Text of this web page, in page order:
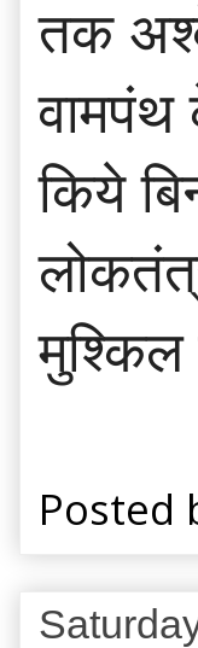
तक
वामपंथ
किये
मुश्किल
Posted